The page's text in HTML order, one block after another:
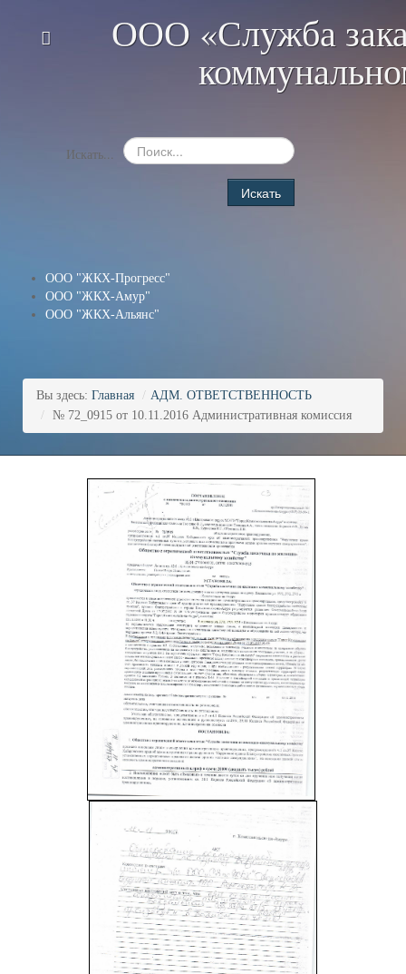
ООО «Служба
Искать...
Искать
ООО "ЖКХ-Прогресс"
ООО "ЖКХ-Амур"
ООО "ЖКХ-Альянс"
Вы здесь: Главная / АДМ. ОТВЕТСТВЕННОСТЬ
/ № 72_0915 от 10.11.2016 Административная комиссия